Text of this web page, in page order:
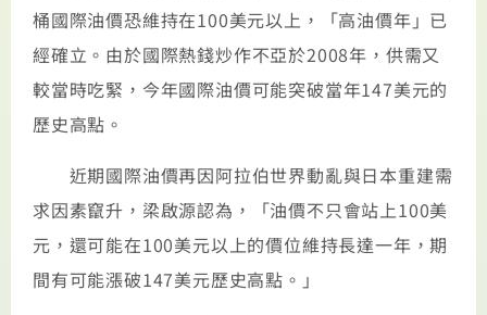
桶國際油價恐維持在100美元以上，「高油價年」已
經確立。由於國際熱錢炒作不亞於2008年，供需又
較當時吃緊，今年國際油價可能突破當年147美元的
歷史高點。
近期國際油價再因阿拉伯世界動亂與日本重建需
求因素竄升，梁啟源認為，「油價不只會站上100美
元，還可能在100美元以上的價位維持長達一年，期
間有可能漲破147美元歷史高點。」